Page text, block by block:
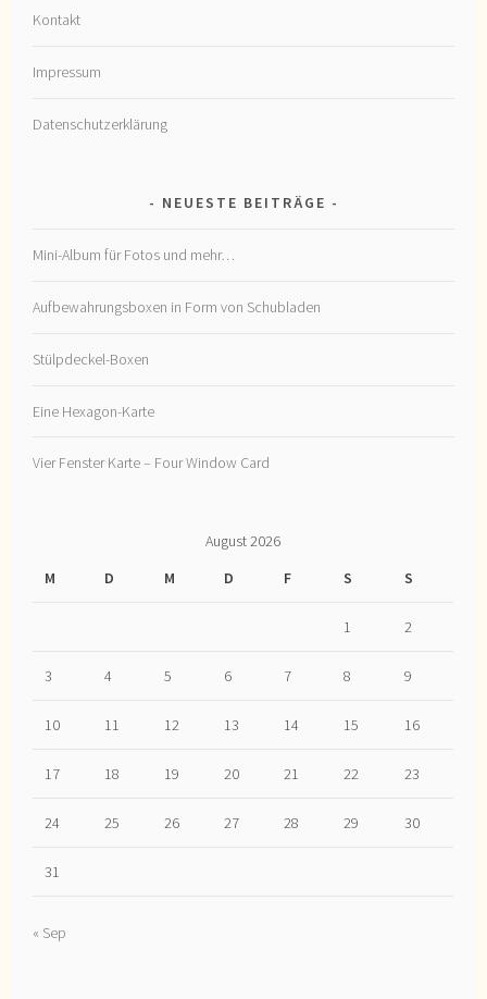
Kontakt
Impressum
Datenschutzerklärung
NEUESTE BEITRÄGE
Mini-Album für Fotos und mehr…
Aufbewahrungsboxen in Form von Schubladen
Stülpdeckel-Boxen
Eine Hexagon-Karte
Vier Fenster Karte – Four Window Card
August 2026
M
D M D F S S
1 2
3 4 5 6 7 8 9
10 11 12 13 14 15 16
17 18 19 20 21 22 23
24 25 26 27 28 29 30
31
« Sep